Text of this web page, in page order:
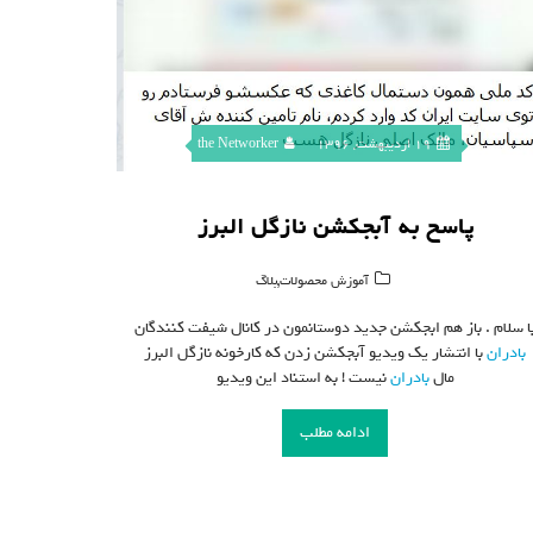
19 اردیبهشت, 1396 the Networker
پاسخ به آبجکشن نازگل البرز
آموزش محصولات,بلاگ
سلام . باز هم ابجکشن جدید دوستانمون در کانال شیفت کنندگان
بادرانبا انتشار یک ویدیو آبجکشن زدن که کارخونه نازگل البرز
مالبادراننیست ! به استناد این ویدیو
ادامه مطلب